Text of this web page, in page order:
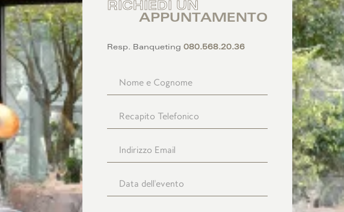
RICHIEDI UN
APPUNTAMENTO
Resp. Banqueting 080.568.20.36